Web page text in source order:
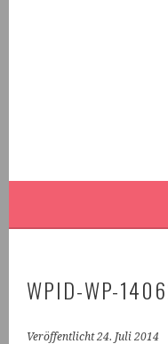
WPID-WP-
Veröffentlicht24. Juli 2014